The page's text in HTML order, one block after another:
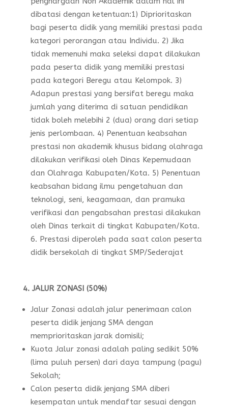
dibatasi dengan ketentuan:1) Diprioritaskan
bagi peserta didik yang memiliki prestasi pada
kategori perorangan atau Individu. 2) Jika
tidak memenuhi maka seleksi dapat dilakukan
pada peserta didik yang memiliki prestasi
pada kategori Beregu atau Kelompok. 3)
Adapun prestasi yang bersifat beregu maka
jumlah yang diterima di satuan pendidikan
tidak boleh melebihi 2 (dua) orang dari setiap
jenis perlombaan. 4) Penentuan keabsahan
prestasi non akademik khusus bidang olahraga
dilakukan verifikasi oleh Dinas Kepemudaan
dan Olahraga Kabupaten/Kota. 5) Penentuan
keabsahan bidang ilmu pengetahuan dan
teknologi, seni, keagamaan, dan pramuka
verifikasi dan pengabsahan prestasi dilakukan
oleh Dinas terkait di tingkat Kabupaten/Kota.
Prestasi diperoleh pada saat calon peserta
didik bersekolah di tingkat SMP/Sederajat
4. JALUR ZONASI (50%)
Jalur Zonasi adalah jalur penerimaan calon
peserta didik jenjang SMA dengan
memprioritaskan jarak domisili;
Kuota Jalur zonasi adalah paling sedikit 50%
(lima puluh persen) dari daya tampung (pagu)
Sekolah;
Calon peserta didik jenjang SMA diberi
kesempatan untuk mendaftar sesuai dengan